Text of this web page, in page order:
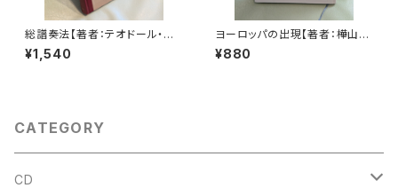
総譜奏法【著者：テオドール・ヤ
コビ 訳：糸賀英憲】出版社：音楽
之友社 昭和36年
¥1,540
ヨーロッパの出現【著者：樺山紘
一】出版社：講談社 昭和60年
¥880
CATEGORY
CD